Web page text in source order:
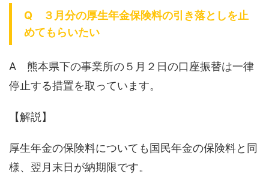
Q ３月分の厚生年金保険料の引き落としを止
めてもらいたい
A 熊本県下の事業所の５月２日の口座振替は一律
停止する措置を取っています。
【解説】
厚生年金の保険料についても国民年金の保険料と同
様、翌月末日が納期限です。